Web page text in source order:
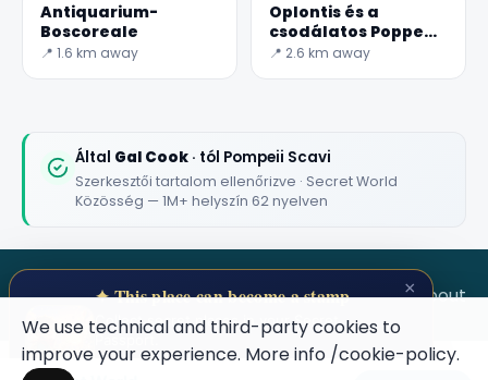
Antiquarium-
Boscoreale
📍 1.6 km away
Oplontis és a
csodálatos Poppea
Villa
📍 2.6 km away
Által Gal Cook · tól Pompeii Scavi
Szerkesztői tartalom ellenőrizve · Secret World
Közösség — 1M+ helyszín 62 nyelven
SECRET WORLD TermsPrivacyAbout
We use technical and third-party cookies to
improve your experience. More info /cookie-policy.
×
✦ This place can become a stamp
Collect secret places in your Secret